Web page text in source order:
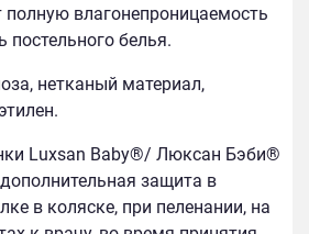
полную влагонепроницаемость
постельного белья.
нетканый материал,
Luxsan Baby®/ Люксан Бэби®
защита в
в коляске, при пеленании, на